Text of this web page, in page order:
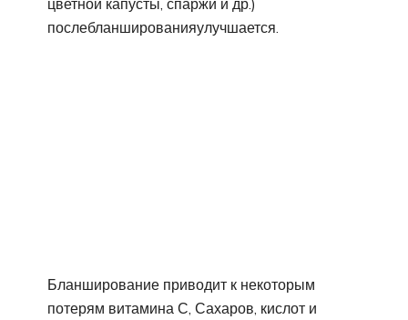
послебланшированияулучшается.
Бланширование приводит к некоторым
потерям витамина С, Сахаров, кислот и